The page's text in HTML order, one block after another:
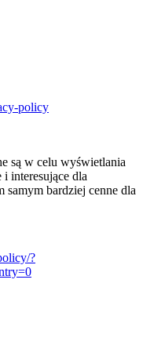
policy
są w celu wyświetlania
i interesujące dla
bardziej cenne dla
?